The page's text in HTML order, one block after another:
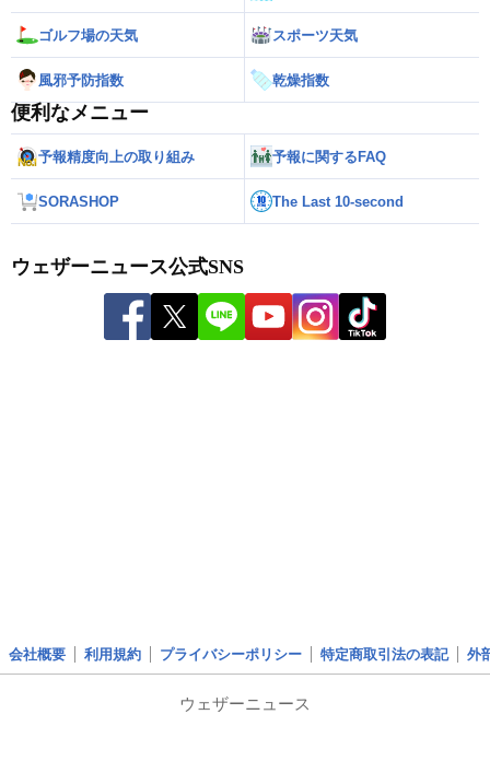
ゴルフ場の天気 スポーツ天気
風邪予防指数 乾燥指数
便利なメニュー
予報精度向上の取り組み 予報に関するFAQ
SORASHOP The Last 10-second
ウェザーニュース公式SNS
会社概要 利用規約 プライバシーポリシー 特定商取引法の表記 外
ウェザーニュース